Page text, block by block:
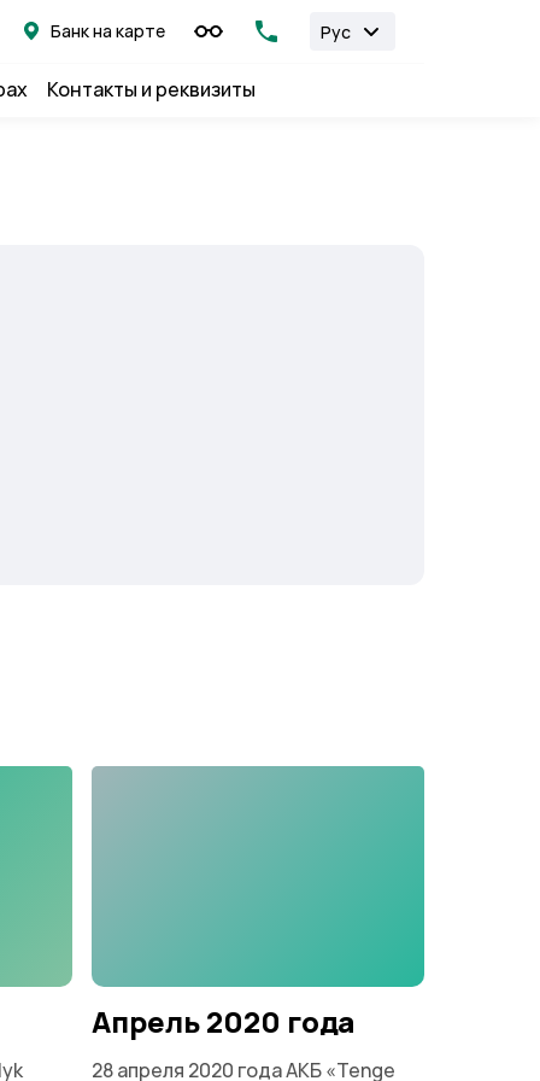
Банк на карте Рус
Контакты и реквизиты
Апрель 2020 года
28 апреля 2020 года АКБ «Tenge